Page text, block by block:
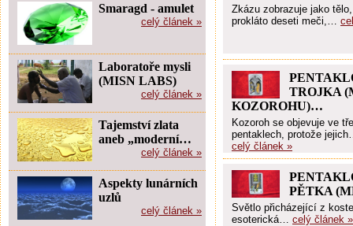
Zkázu zobrazuje jako
prokláto deseti meči,…
TROJKA
KOZOROHU)…
Kozoroh se objevuje ve
pentaklech, protože
celý článek »
PĚTKA
Světlo přicházející z
esoterická… celý článek »
Smaragd - amulet
celý článek »
Laboratoře mysli
(MISN LABS)
celý článek »
Tajemství zlata
aneb „moderní…
celý článek »
Aspekty lunárních
uzlů
celý článek »